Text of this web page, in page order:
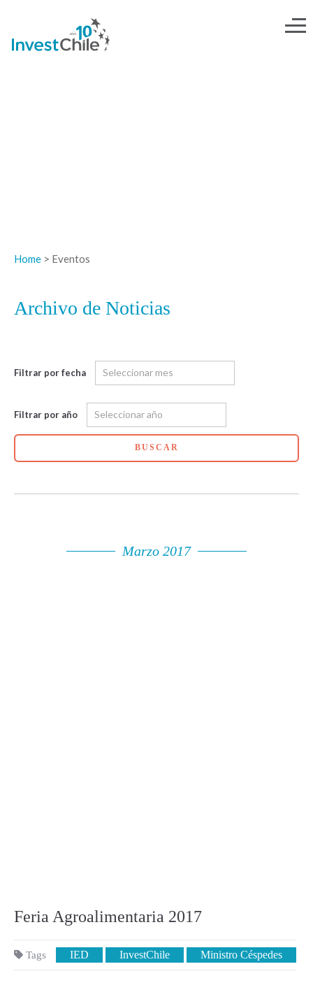
Home > Eventos
Archivo de Noticias
Filtrar por fecha
Filtrar por año
BUSCAR
Marzo 2017
Feria Agroalimentaria 2017
Tags IED InvestChile Ministro Céspedes